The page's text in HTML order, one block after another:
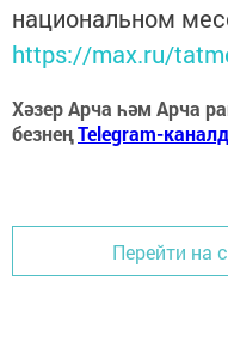
национальном
https://max.ru/
Хәзер Арча һәм Арча
безнеңTelegram-
Перейти на